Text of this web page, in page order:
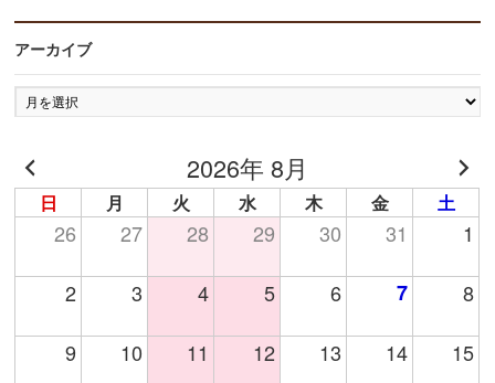
アーカイブ
ア
ー
イ
ブ
2026年 8月
日 月 火 水 木 金 土
26 27 28 29 30 31 1
2 3 4 5 6 7 8
9 10 11 12 13 14 15